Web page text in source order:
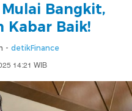
Bangkit,
Kabar Baik!
- detikFinance
14:21 WIB